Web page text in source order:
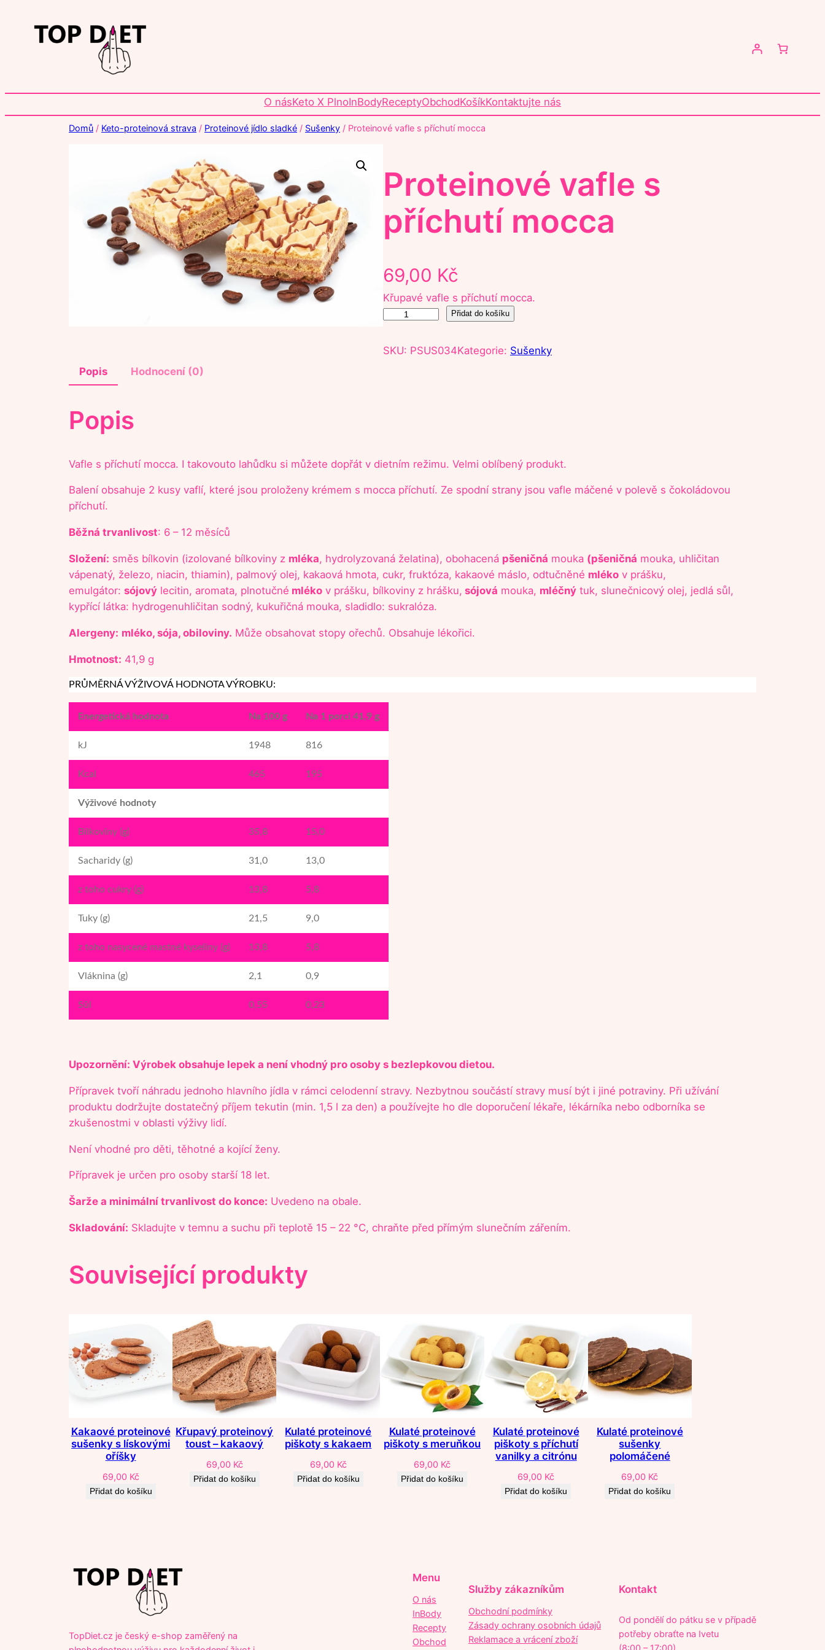
O násKeto X PlnoInBodyReceptyObchodKošíkKontaktujte nás
Domů / Keto-proteinová strava / Proteinové jídlo sladké / Sušenky / Proteinové vafle s příchutí mocca
Proteinové vafle s
příchutí mocca
69,00 Kč
Křupavé vafle s příchutí mocca.
P
o
v
a
ř
a
n
Přidat do košíku
SKU: PSUS034Kategorie: Sušenky
Popis
Hodnocení (0)
Popis
Vafle s příchutí mocca. I takovouto lahůdku si můžete dopřát v dietním režimu. Velmi oblíbený produkt.
Balení obsahuje 2 kusy vaflí, které jsou proloženy krémem s mocca příchutí. Ze spodní strany jsou vafle máčené v polevě s čokoládovou
příchutí.
Běžná trvanlivost: 6 – 12 měsíců
Složení: směs bílkovin (izolované bílkoviny z mléka, hydrolyzovaná želatina), obohacená pšeničná mouka (pšeničná mouka, uhličitan
vápenatý, železo, niacin, thiamin), palmový olej, kakaová hmota, cukr, fruktóza, kakaové máslo, odtučněné mléko v prášku,
emulgátor: sójový lecitin, aromata, plnotučné mléko v prášku, bílkoviny z hrášku, sójová mouka, mléčný tuk, slunečnicový olej, jedlá sůl,
kypřící látka: hydrogenuhličitan sodný, kukuřičná mouka, sladidlo: sukralóza.
Alergeny: mléko, sója, obiloviny. Může obsahovat stopy ořechů. Obsahuje lékořici.
Hmotnost: 41,9 g
PRŮMĚRNÁ VÝŽIVOVÁ HODNOTA VÝROBKU:
Energetická hodnota Na 100 g Na 1 porci 41,9 g
kJ 1948 816
Kcal 465 195
Výživové hodnoty
Bílkoviny (g) 35,8 15,0
Sacharidy (g) 31,0 13,0
z toho cukry (g) 13,8 5,8
Tuky (g) 21,5 9,0
z toho nasycené mastné kyseliny (g) 13,8 5,8
Vláknina (g) 2,1 0,9
Sůl 0,55 0,23
Upozornění: Výrobek obsahuje lepek a není vhodný pro osoby s bezlepkovou dietou.
Přípravek tvoří náhradu jednoho hlavního jídla v rámci celodenní stravy. Nezbytnou součástí stravy musí být i jiné potraviny. Při užívání
produktu dodržujte dostatečný příjem tekutin (min. 1,5 l za den) a používejte ho dle doporučení lékaře, lékárníka nebo odborníka se
zkušenostmi v oblasti výživy lidí.
Není vhodné pro děti, těhotné a kojící ženy.
Přípravek je určen pro osoby starší 18 let.
Šarže a minimální trvanlivost do konce: Uvedeno na obale.
Skladování: Skladujte v temnu a suchu při teplotě 15 – 22 °C, chraňte před přímým slunečním zářením.
Související produkty
Kakaové proteinové
sušenky s lískovými
oříšky
69,00 Kč
Přidat do košíku
Křupavý proteinový
toust – kakaový
69,00 Kč
Přidat do košíku
Kulaté proteinové
piškoty s kakaem
69,00 Kč
Přidat do košíku
Kulaté proteinové
piškoty s meruňkou
69,00 Kč
Přidat do košíku
Kulaté proteinové
piškoty s příchutí
vanilky a citrónu
69,00 Kč
Přidat do košíku
Kulaté proteinové
sušenky
polomáčené
69,00 Kč
Přidat do košíku
TopDiet.cz je český e-shop zaměřený na
Menu
O nás
InBody
Recepty
Obchod
Služby zákazníkům
Obchodní podmínky
Zásady ochrany osobních údajů
Reklamace a vrácení zboží
Kontakt
Od pondělí do pátku se v případě
potřeby obraťte na Ivetu